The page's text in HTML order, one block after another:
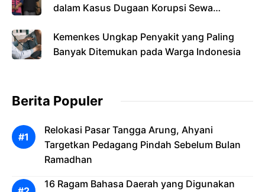
dalam Kasus Dugaan Korupsi Sewa
Kemenkes Ungkap Penyakit yang Paling
Banyak Ditemukan pada Warga Indonesia
Berita Populer
Relokasi Pasar Tangga Arung, Ahyani
Targetkan Pedagang Pindah Sebelum Bulan
Ramadhan
16 Ragam Bahasa Daerah yang Digunakan